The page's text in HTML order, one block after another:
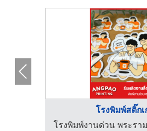
โรงพิมพ์สติ๊กเ
โรงพิมพ์งานด่วน พระรา